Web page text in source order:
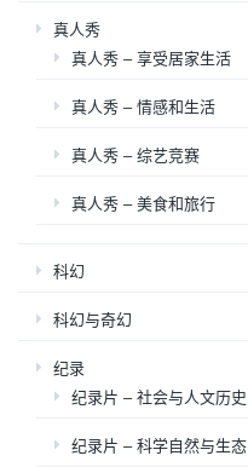
真人秀
真人秀 – 享受居家生活
真人秀 – 情感和生活
真人秀 – 综艺竞赛
真人秀 – 美食和旅行
科幻
科幻与奇幻
纪录
纪录片 – 社会与人文历史
纪录片 – 科学自然与生态